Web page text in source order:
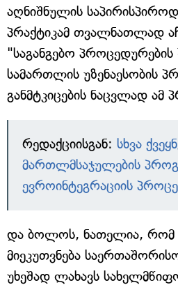
აღნიშნულის
პრაქტიკამ თვალნათლად
"საგანგებო პროცედურების
სამართლის უზენაესობის
განმტკიცების ნაცვლად ამ
რედაქციისგან: სხვა
მართლმსაჯულების
ევროინტეგრაციის
და ბოლოს, ნათელია, რომ
მიეკუთვნება
უხეშად ლახავს